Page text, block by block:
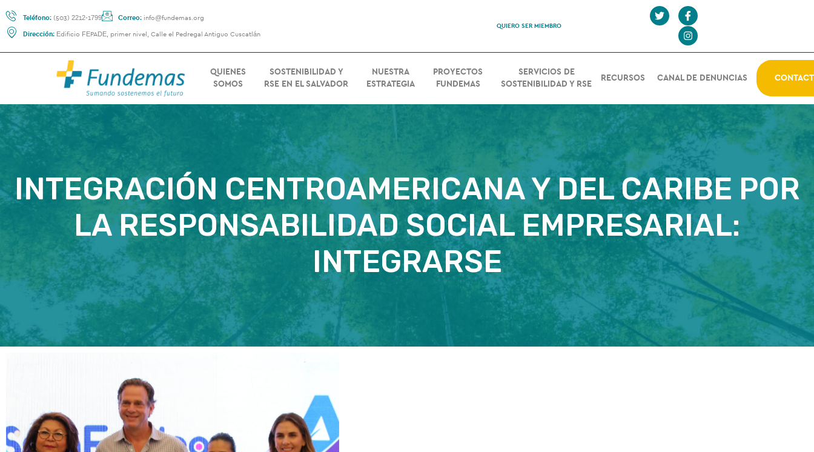
Teléfono:(503) 2212-1799 Correo: info@fundemas.org
Dirección:Edificio FEPADE, primer nivel, Calle el Pedregal Antiguo Cuscatlán
QUIERO SER MIEMBRO
QUIENES
SOMOS
SOSTENIBILIDAD Y
RSE EN EL SALVADOR
NUESTRA
ESTRATEGIA
PROYECTOS
FUNDEMAS
SERVICIOS DE
SOSTENIBILIDAD Y RSE
RECURSOS CANAL DE DENUNCIAS
INTEGRACIÓN CENTROAMERICANA Y DEL CARIBE POR
LA RESPONSABILIDAD SOCIAL EMPRESARIAL:
INTEGRARSE